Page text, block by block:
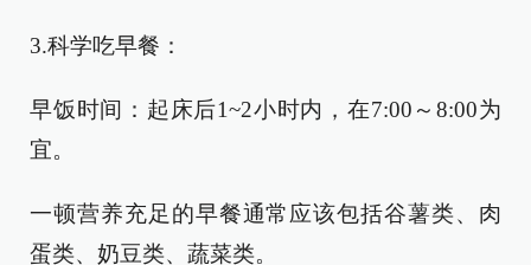
3.科学吃早餐：
早饭时间：起床后1~2小时内，在7:00～8:00为
宜。
一顿营养充足的早餐通常应该包括谷薯类、肉
蛋类、奶豆类、蔬菜类。